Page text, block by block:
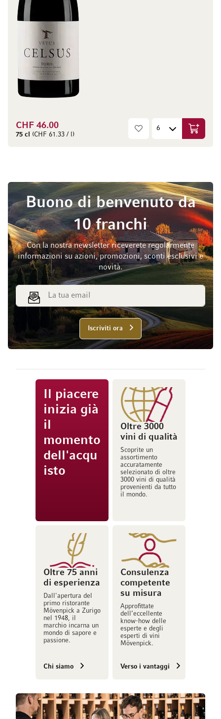
CHF 46.00
75 cl (CHF 61.33 / l)
Buono di benvenuto da
10 franchi
Con la nostra newsletter riceverete regolarmente
informazioni su azioni, promozioni, sconti esclusivi e
novità.
Indirizzo email
Iscriviti ora
Il piacere
inizia già
il
momento
dell'acqu
isto
Oltre 3000
vini di qualità
Scoprite un
assortimento
accuratamente
selezionato di oltre
3000 vini di qualità
provenienti da tutto
il mondo.
Oltre 75 anni
di esperienza
Dall'apertura del
primo ristorante
Mövenpick a Zurigo
nel 1948, il
marchio incarna un
mondo di sapore e
passione.
Chi siamo
Consulenza
competente
su misura
Approfittate
dell’eccellente
know-how delle
esperte e degli
esperti di vini
Mövenpick.
Verso i vantaggi